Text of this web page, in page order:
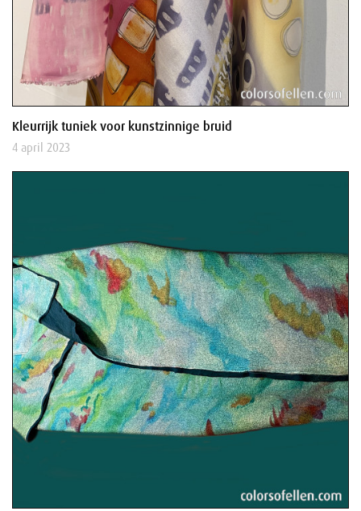
Kleurrijk tuniek voor kunstzinnige bruid
4 april 2023